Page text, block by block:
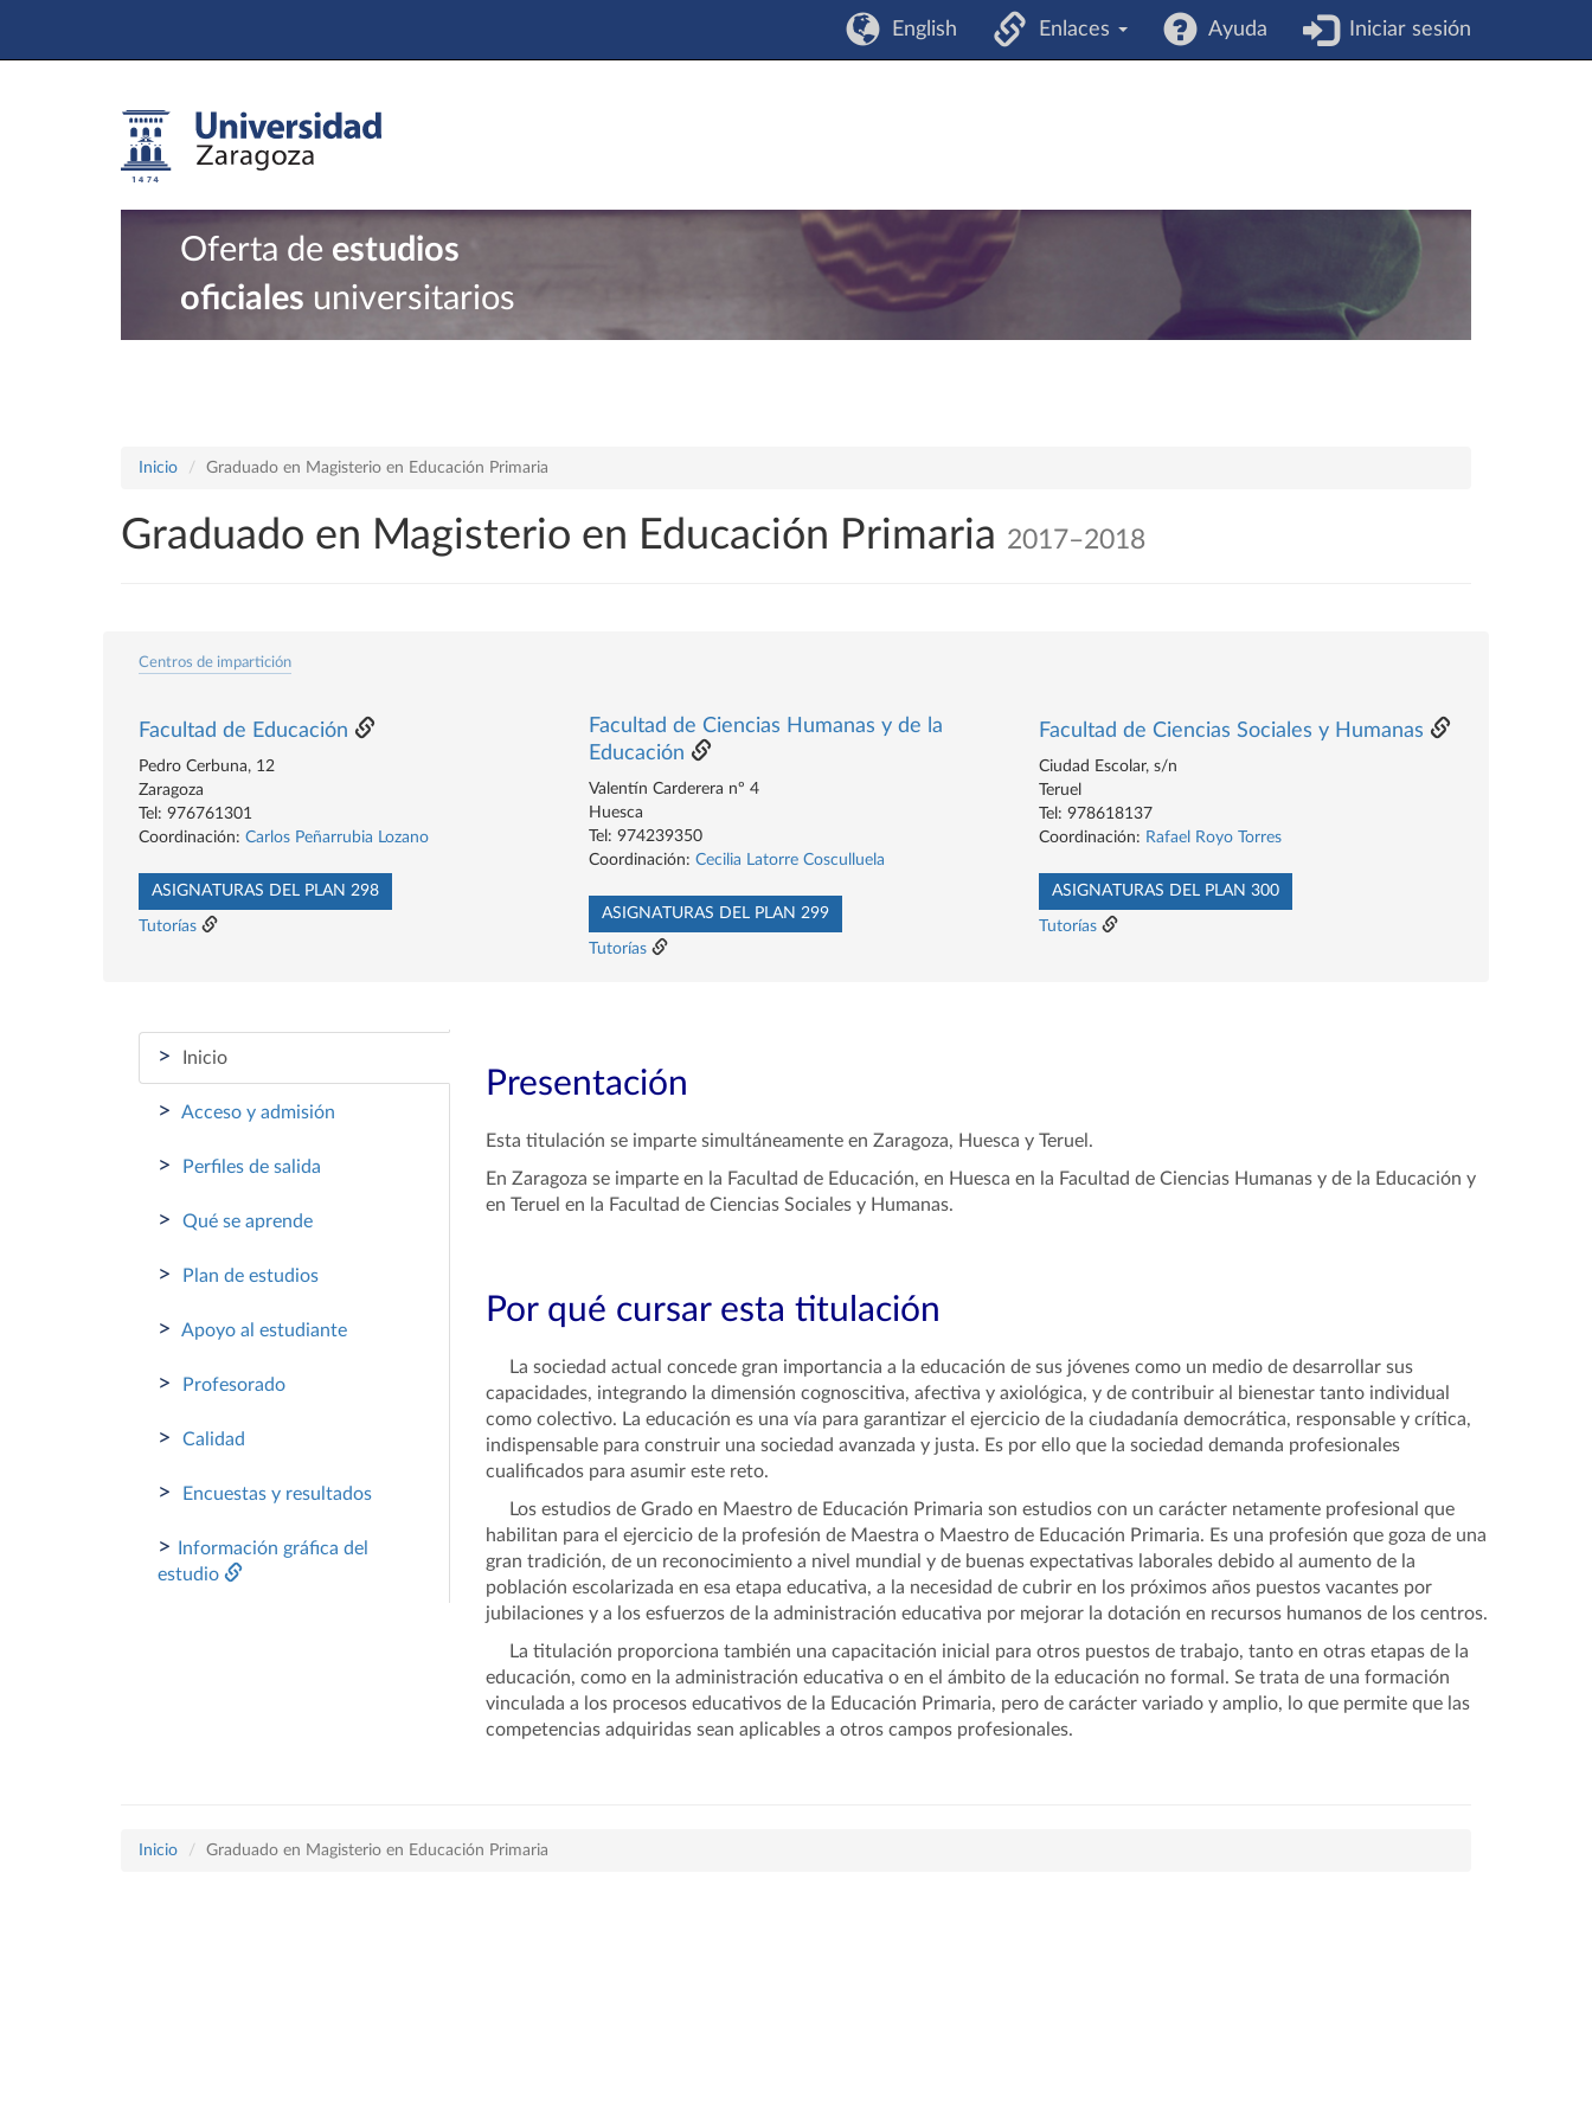
English Enlaces Ayuda Iniciar sesión
Oferta de estudios
oficiales universitarios
Inicio Graduado en Magisterio en Educación Primaria
Graduado en Magisterio en Educación Primaria 2017–2018
Centros de impartición
Facultad de Educación
Pedro Cerbuna, 12
Zaragoza
Tel: 976761301
Coordinación: Carlos Peñarrubia Lozano
ASIGNATURAS DEL PLAN 298
Tutorías
Facultad de Ciencias Humanas y de la
Educación
Valentín Carderera nº 4
Huesca
Tel: 974239350
Coordinación: Cecilia Latorre Cosculluela
ASIGNATURAS DEL PLAN 299
Tutorías
Facultad de Ciencias Sociales y Humanas
Ciudad Escolar, s/n
Teruel
Tel: 978618137
Coordinación: Rafael Royo Torres
ASIGNATURAS DEL PLAN 300
Tutorías
> Inicio
> Acceso y admisión
> Perfiles de salida
> Qué se aprende
> Plan de estudios
> Apoyo al estudiante
> Profesorado
> Calidad
> Encuestas y resultados
>
Información gráfica del
estudio
Presentación
Esta titulación se imparte simultáneamente en Zaragoza, Huesca y Teruel.
En Zaragoza se imparte en la Facultad de Educación, en Huesca en la Facultad de Ciencias Humanas y de la Educación y
en Teruel en la Facultad de Ciencias Sociales y Humanas.
Por qué cursar esta titulación
La sociedad actual concede gran importancia a la educación de sus jóvenes como un medio de desarrollar sus
capacidades, integrando la dimensión cognoscitiva, afectiva y axiológica, y de contribuir al bienestar tanto individual
como colectivo. La educación es una vía para garantizar el ejercicio de la ciudadanía democrática, responsable y crítica,
indispensable para construir una sociedad avanzada y justa. Es por ello que la sociedad demanda profesionales
cualificados para asumir este reto.
Los estudios de Grado en Maestro de Educación Primaria son estudios con un carácter netamente profesional que
habilitan para el ejercicio de la profesión de Maestra o Maestro de Educación Primaria. Es una profesión que goza de una
gran tradición, de un reconocimiento a nivel mundial y de buenas expectativas laborales debido al aumento de la
población escolarizada en esa etapa educativa, a la necesidad de cubrir en los próximos años puestos vacantes por
jubilaciones y a los esfuerzos de la administración educativa por mejorar la dotación en recursos humanos de los centros.
La titulación proporciona también una capacitación inicial para otros puestos de trabajo, tanto en otras etapas de la
educación, como en la administración educativa o en el ámbito de la educación no formal. Se trata de una formación
vinculada a los procesos educativos de la Educación Primaria, pero de carácter variado y amplio, lo que permite que las
competencias adquiridas sean aplicables a otros campos profesionales.
Inicio Graduado en Magisterio en Educación Primaria